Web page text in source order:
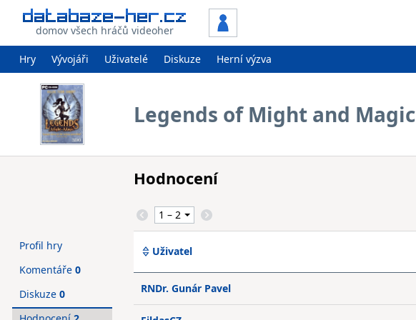
domov všech hráčů videoher
Hry Vývojáři Uživatelé Diskuze Herní výzva
Legends of Might and Magic
Hodnocení
Uživatel
RNDr. Gunár Pavel
Profil hry
Komentáře 0
Diskuze 0